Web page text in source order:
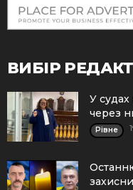
ВИБІР
У
через
Рівне